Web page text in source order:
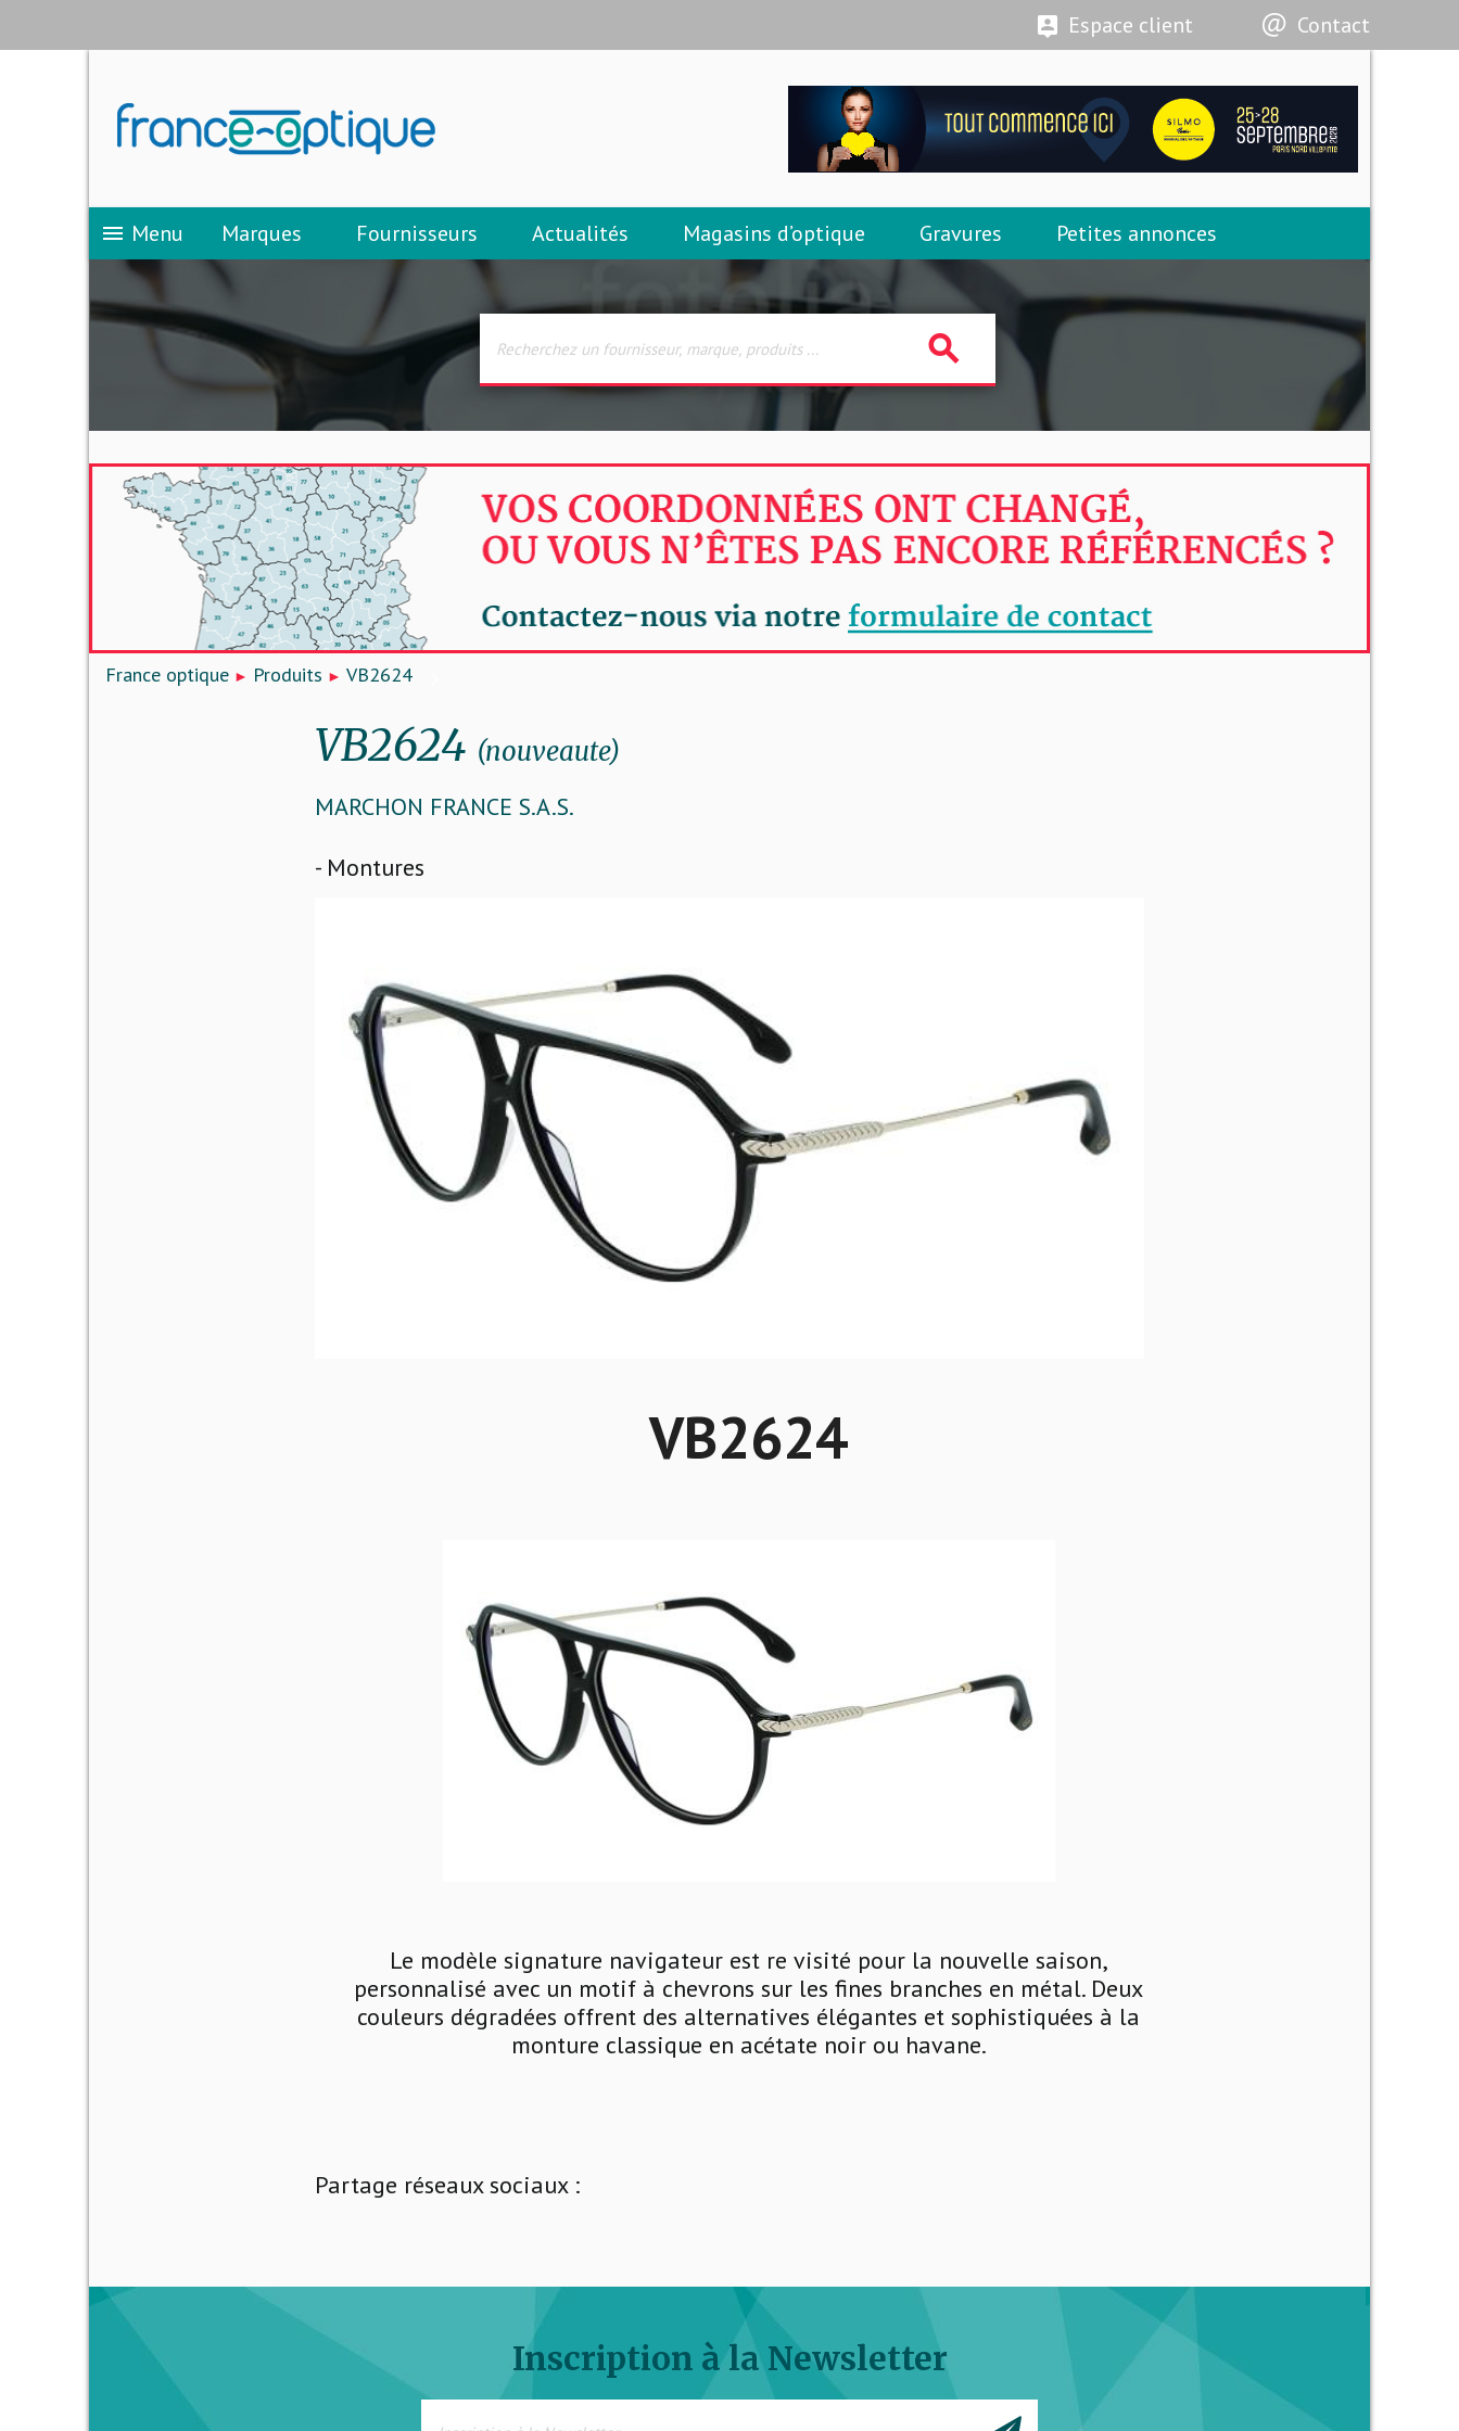
Espace client Contact
menu Menu Marques Fournisseurs Actualités Magasins d’optique Gravures Petites annonces
search
France optique Produits VB2624
VB2624 (nouveaute)
MARCHON FRANCE S.A.S.
- Montures
VB2624
Le modèle signature navigateur est re visité pour la nouvelle saison,
personnalisé avec un motif à chevrons sur les fines branches en métal. Deux
couleurs dégradées offrent des alternatives élégantes et sophistiquées à la
monture classique en acétate noir ou havane.
Partage réseaux sociaux :
Inscription à la Newsletter